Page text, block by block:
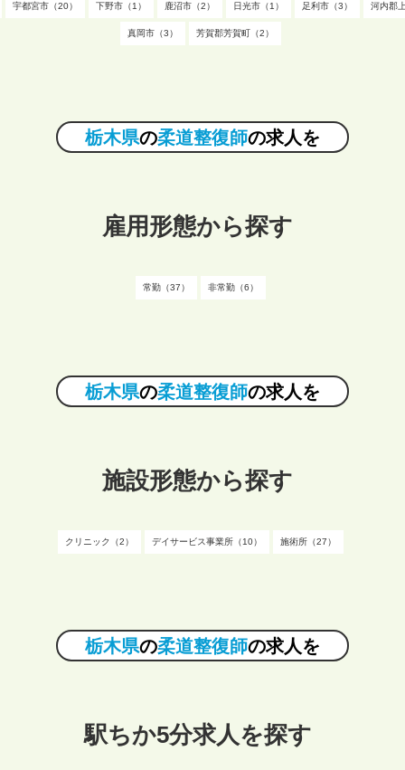
宇都宮市（20） 下野市（1） 鹿沼市（2） 日光市（1） 足利市（3） 河内郡
真岡市（3） 芳賀郡芳賀町（2）
栃木県の柔道整復師の求人を
雇用形態から探す
常勤（37） 非常勤（6）
栃木県の柔道整復師の求人を
施設形態から探す
クリニック（2） デイサービス事業所（10） 施術所（27）
栃木県の柔道整復師の求人を
駅ちか5分求人を探す